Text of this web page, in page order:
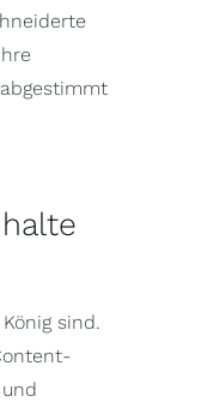
sind.